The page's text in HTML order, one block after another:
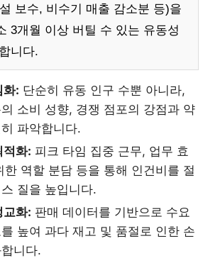
보수, 비수기 매출 감소분 등)을
3개월 이상 버틸 수 있는 유동성
니다.
화: 단순히 유동 인구 수뿐 아니라,
소비 성향, 경쟁 점포의 강점과 약
파악합니다.
적화: 피크 타임 집중 근무, 업무 효
한 역할 분담 등을 통해 인건비를 절
질을 높입니다.
교화: 판매 데이터를 기반으로 수요
높여 과다 재고 및 품절로 인한 손
니다.